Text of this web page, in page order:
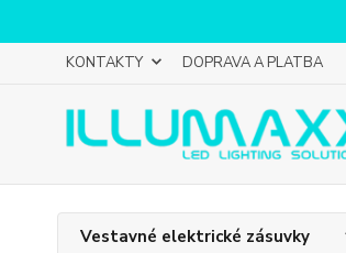
KONTAKTY DOPRAVA A PLATBA
Vestavné elektrické zásuvky